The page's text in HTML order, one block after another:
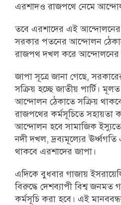
এরশাদও রাজপথে নেমে
তবে এরশাদের এই আন্দোলনের
সরকার পতনের আন্দোলন
রাজপথ দখল করে আন্দোলনের
জাপা সূত্রে জানা গেছে,
সক্রিয় হচ্ছে জাতীয় পার্টি।
আন্দোলন ঠেকাতে সক্রিয়
রাজপথের কর্মসূচিতে সহায়তা
আন্দোলন হবে সামাজিক
নদী দখল, দ্রব্যমূল্যের
থাকবে এরশাদের জাপা।
এদিকে বুধবার গাজায়
বিরুদ্ধে দেশব্যাপী বিশ্ব জনমত
কর্মসূচি করা হবে। এই